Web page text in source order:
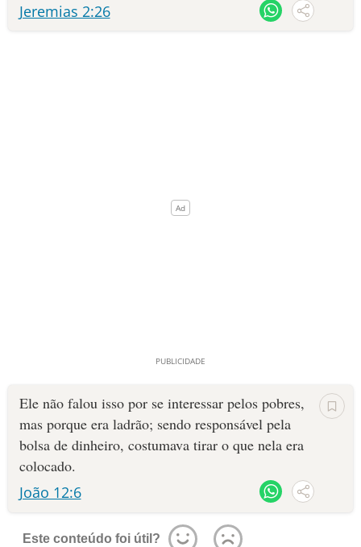
Jeremias 2:26
Ele não falou isso por se interessar pelos pobres,
mas porque era ladrão; sendo responsável pela
bolsa de dinheiro, costumava tirar o que nela era
colocado.
João 12:6
Este conteúdo foi útil?